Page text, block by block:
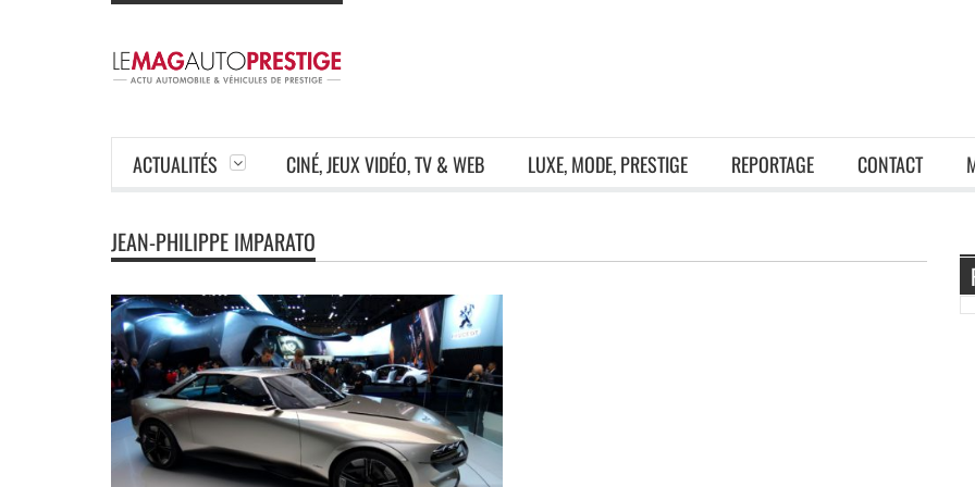
ACTUALITÉS CINÉ, JEUX VIDÉO, TV & WEB LUXE, MODE, PRESTIGE REPORTAGE CONTACT
JEAN-PHILIPPE IMPARATO